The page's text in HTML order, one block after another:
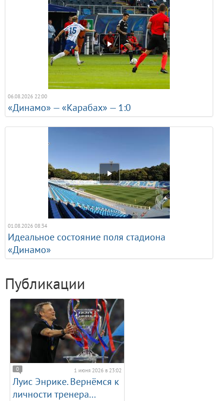
Матеріал взято з Вікіпедії
06.08.2026 22:00
«Динамо» — «Карабах» — 1:0
01.08.2026 08:34
Идеальное состояние поля стадиона
«Динамо»
Публикации
0 1 июня 2026 в 23:02
Луис Энрике. Вернёмся к
личности тренера...